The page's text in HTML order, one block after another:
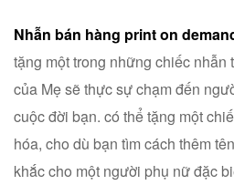
Nhẫn bán hàng print on
tặng một trong những chiếc nhẫn
của Mẹ sẽ thực sự chạm đến
cuộc đời bạn. có thể tặng một
hóa, cho dù bạn tìm cách thêm
khắc cho một người phụ nữ đặc